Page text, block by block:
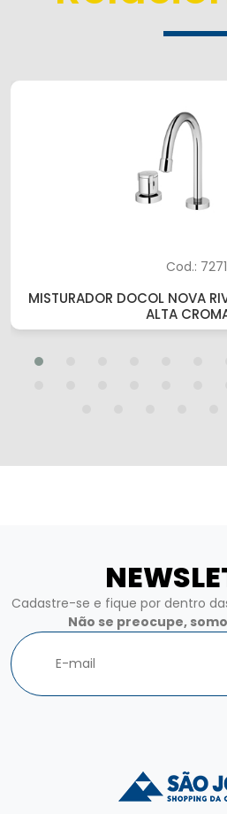
Cod.:
MISTURADOR DOCOL NOVA
ALTA
Cadastre-se e fique por dentro
Não se preocupe,